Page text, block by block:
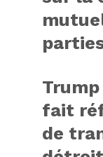
fait
de